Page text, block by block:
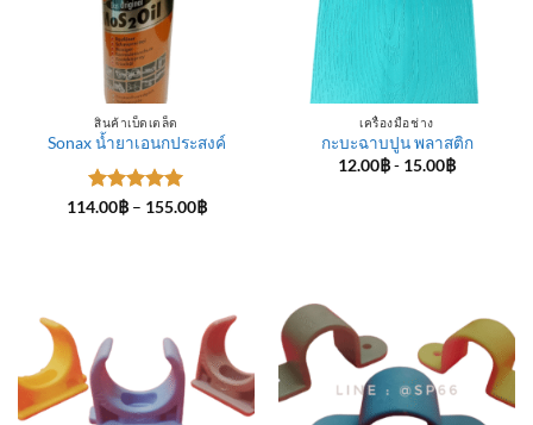
สินค้าเบ็ดเตล็ด
Sonax น้ำยาเอนกประสงค์
ให้คะแนน
114.00฿ – 155.00฿Price
เครื่องมือช่าง
กะบะฉาบปูน พลาสติก
12.00฿- 15.00฿